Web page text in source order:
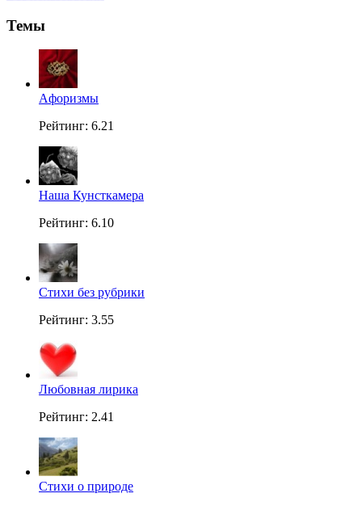
Темы
Aфоризмы
Рейтинг: 6.21
Наша Кунсткамера
Рейтинг: 6.10
Стихи без рубрики
Рейтинг: 3.55
Любовная лирика
Рейтинг: 2.41
Стихи о природе